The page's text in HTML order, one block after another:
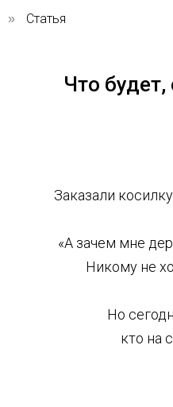
» Статья
Что
Заказали
«А зачем мне
Никому не
Но
кто на